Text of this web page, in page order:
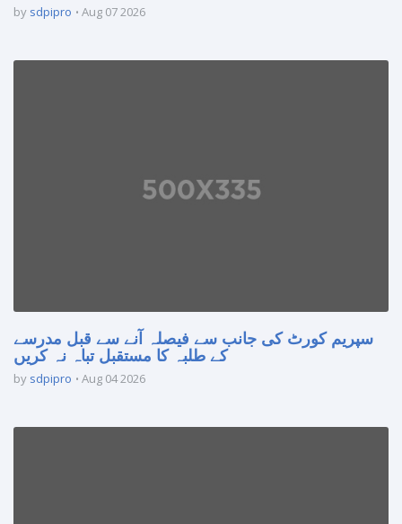
by sdpipro Aug 07 2026
سپریم کورٹ کی جانب سے فیصلہ آنے سے قبل مدرسے
کے طلبہ کا مستقبل تباہ نہ کریں
by sdpipro Aug 04 2026